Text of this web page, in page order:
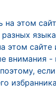
на этом
этом
внимания -